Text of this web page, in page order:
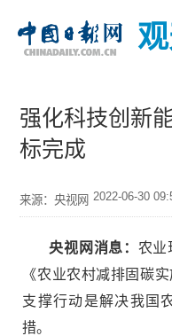
强化科技创新
标完成
来源：央视网 2022-06-30
央视网消息： 农业
《农业农村减排固碳
支撑行动是解决我国
措。